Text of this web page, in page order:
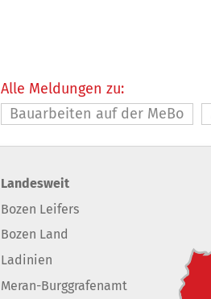
Alle Meldungen zu:
Bauarbeiten auf der MeBo
Landesweit
Bozen Leifers
Bozen Land
Ladinien
Meran-Burggrafenamt